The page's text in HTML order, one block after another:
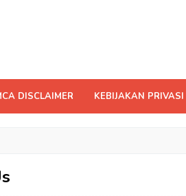
DISCLAIMER KEBIJAKAN PRIVASI